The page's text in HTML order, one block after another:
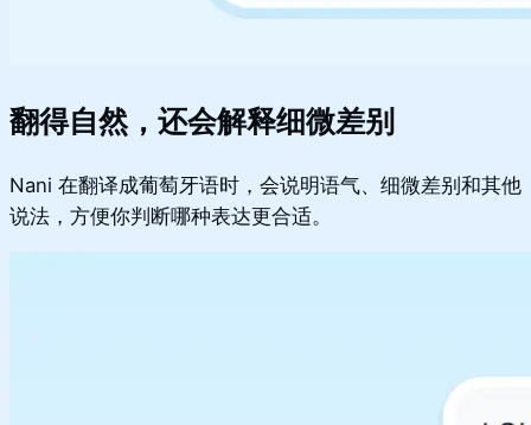
翻得自然，还会解释细微差别
Nani 在翻译成葡萄牙语时，会说明语气、细微差别和其他
说法，方便你判断哪种表达更合适。